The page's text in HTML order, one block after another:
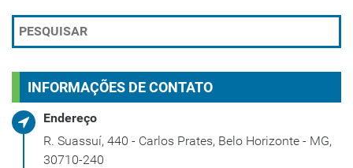
INFORMAÇÕES DE CONTATO
Endereço
R. Suassuí, 440 - Carlos Prates, Belo Horizonte - MG,
30710-240